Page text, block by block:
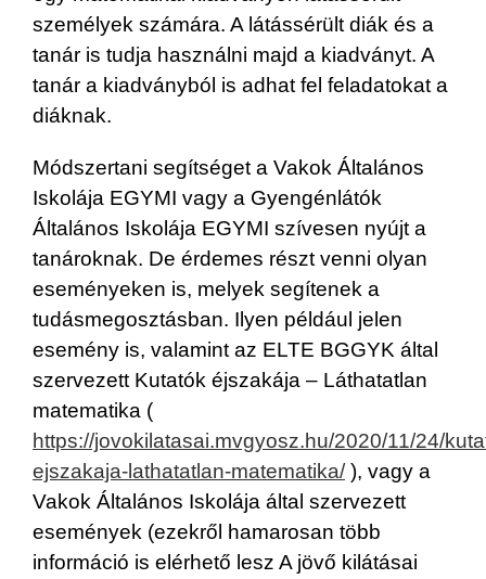
személyek számára. A látássérült diák és a
tanár is tudja használni majd a kiadványt. A
tanár a kiadványból is adhat fel feladatokat a
diáknak.
Módszertani segítséget a Vakok Általános
Iskolája EGYMI vagy a Gyengénlátók
Általános Iskolája EGYMI szívesen nyújt a
tanároknak. De érdemes részt venni olyan
eseményeken is, melyek segítenek a
tudásmegosztásban. Ilyen például jelen
esemény is, valamint az ELTE BGGYK által
szervezett Kutatók éjszakája – Láthatatlan
matematika (
https://jovokilatasai.mvgyosz.hu/2020/11/24/
ejszakaja-lathatatlan-matematika/), vagy a
Vakok Általános Iskolája által szervezett
események (ezekről hamarosan több
információ is elérhető lesz A jövő kilátásai